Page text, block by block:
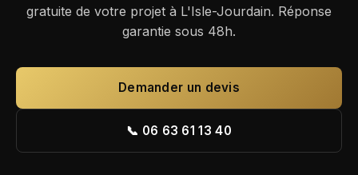
gratuite de votre projet à L'Isle-Jourdain. Réponse
garantie sous 48h.
Demander un devis
📞 06 63 61 13 40